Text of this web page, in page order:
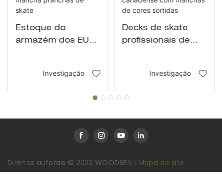
Estoque do
armazém dos EUA
de skate
Investigação
Decks de skate
profissionais de
cores sortidas
Investigação
Direitos autorais © 2023 WOODSEN | Mapa do site